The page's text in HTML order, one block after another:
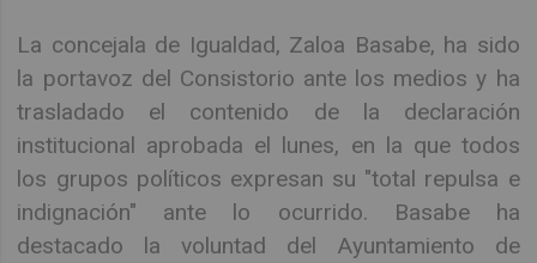
La concejala de Igualdad, Zaloa Basabe, ha sido
la portavoz del Consistorio ante los medios y ha
trasladado el contenido de la declaración
institucional aprobada el lunes, en la que todos
los grupos políticos expresan su "total repulsa e
indignación" ante lo ocurrido. Basabe ha
destacado la voluntad del Ayuntamiento de